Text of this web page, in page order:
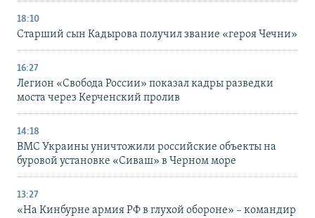
18:10
Старший сын Кадырова получил звание «героя Чечни»
16:27
Легион «Свобода России» показал кадры разведки
моста через Керченский пролив
14:18
ВМС Украины уничтожили российские объекты на
буровой установке «Сиваш» в Черном море
13:27
«На Кинбурне армия РФ в глухой обороне» – командир